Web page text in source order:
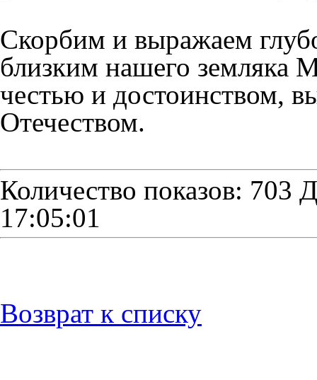
Скорбим и выражаем
близким нашего земляка
честью и достоинством,
Отечеством.
Количество показов: 703
17:05:01
Возврат к списку